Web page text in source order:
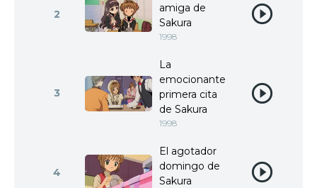
2
amiga de
Sakura
1998
3
La
emocionante
primera cita
de Sakura
1998
4
El agotador
domingo de
Sakura